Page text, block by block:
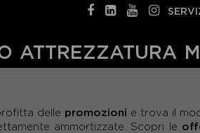
ATTREZZATURA
delle promozioni e trova il
ammortizzate. Scopri le